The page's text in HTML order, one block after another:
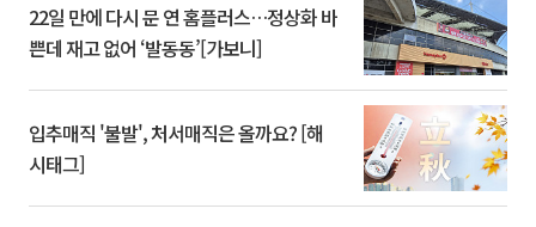
22일 만에 다시 문 연 홈플러스…정상화 바
쁜데 재고 없어 ‘발동동’[가보니]
입추매직 '불발', 처서매직은 올까요? [해
시태그]